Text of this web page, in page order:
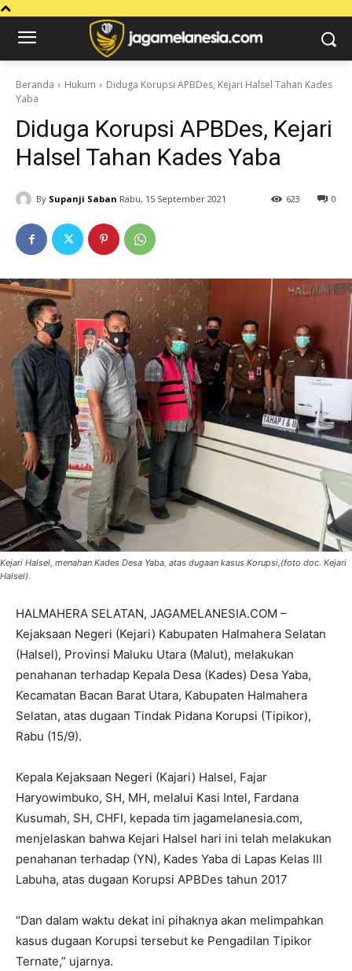
Beranda Hukum
Diduga Korupsi APBDes, Kejari Halsel Tahan Kades
Yaba
Diduga Korupsi APBDes, Kejari
Halsel Tahan Kades Yaba
By Supanji Saban Rabu, 15 September 2021 0
623
Kejari Halsel, menahan Kades Desa Yaba, atas dugaan kasus Korupsi,(foto doc. Kejari
Halsel).
HALMAHERA SELATAN, JAGAMELANESIA.COM –
Kejaksaan Negeri (Kejari) Kabupaten Halmahera Selatan
(Halsel), Provinsi Maluku Utara (Malut), melakukan
penahanan terhadap Kepala Desa (Kades) Desa Yaba,
Kecamatan Bacan Barat Utara, Kabupaten Halmahera
Selatan, atas dugaan Tindak Pidana Korupsi (Tipikor),
Rabu (15/9).
Kepala Kejaksaan Negeri (Kajari) Halsel, Fajar
Haryowimbuko, SH, MH, melalui Kasi Intel, Fardana
Kusumah, SH, CHFI, kepada tim jagamelanesia.com,
menjelaskan bahwa Kejari Halsel hari ini telah melakukan
penahanan terhadap (YN), Kades Yaba di Lapas Kelas III
Labuha, atas dugaan Korupsi APBDes tahun 2017
“Dan dalam waktu dekat ini pihaknya akan melimpahkan
kasus dugaan Korupsi tersebut ke Pengadilan Tipikor
Ternate,” ujarnya.